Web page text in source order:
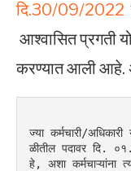
दि.30/09/2022
आश्वासित प्रगती
करण्यात आली आहे.
ज्या कर्मचारी/अधिकारी
ळीतील पदावर दि.
हे, अशा कर्मचाऱ्यांना